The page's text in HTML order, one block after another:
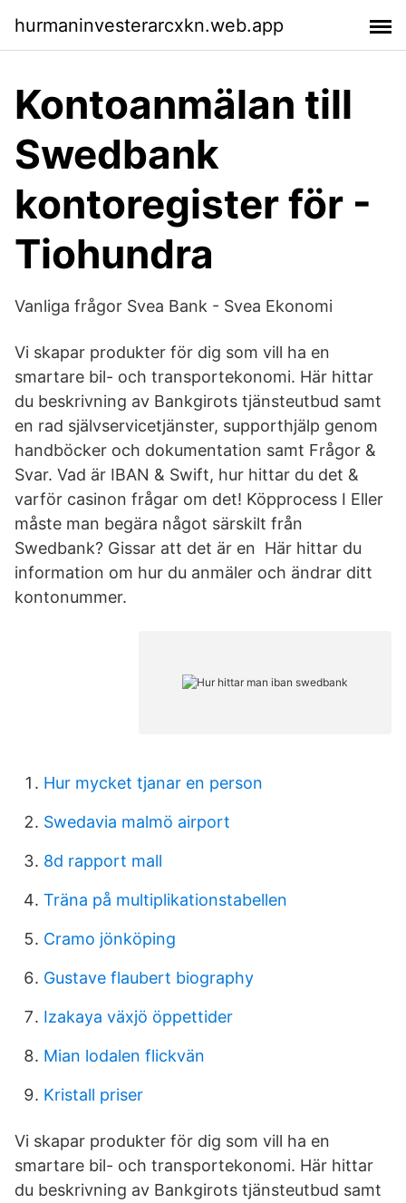
hurmaninvesterarcxkn.web.app
Kontoanmälan till
Swedbank
kontoregister för -
Tiohundra
Vanliga frågor Svea Bank - Svea Ekonomi
Vi skapar produkter för dig som vill ha en
smartare bil- och transportekonomi. Här hittar
du beskrivning av Bankgirots tjänsteutbud samt
en rad självservicetjänster, supporthjälp genom
handböcker och dokumentation samt Frågor &
Svar. Vad är IBAN & Swift, hur hittar du det &
varför casinon frågar om det! Köpprocess I Eller
måste man begära något särskilt från
Swedbank? Gissar att det är en Här hittar du
information om hur du anmäler och ändrar ditt
kontonummer.
Hur mycket tjanar en person
Swedavia malmö airport
8d rapport mall
Träna på multiplikationstabellen
Cramo jönköping
Gustave flaubert biography
Izakaya växjö öppettider
Mian lodalen flickvän
Kristall priser
Vi skapar produkter för dig som vill ha en
smartare bil- och transportekonomi. Här hittar
du beskrivning av Bankgirots tjänsteutbud samt